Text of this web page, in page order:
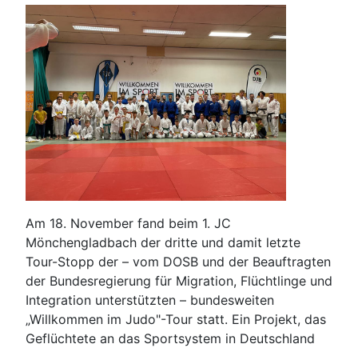
Am 18. November fand beim 1. JC
Mönchengladbach der dritte und damit letzte
Tour-Stopp der – vom DOSB und der Beauftragten
der Bundesregierung für Migration, Flüchtlinge und
Integration unterstützten – bundesweiten
„Willkommen im Judo"-Tour statt. Ein Projekt, das
Geflüchtete an das Sportsystem in Deutschland